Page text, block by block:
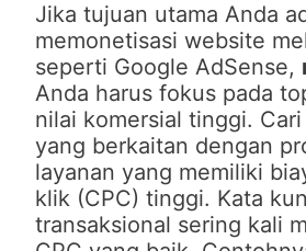
Jika tujuan utama Anda
memonetisasi website
seperti Google AdSense,
Anda harus fokus pada
nilai komersial tinggi.
yang berkaitan dengan
layanan yang memiliki
klik (CPC) tinggi. Kata
transaksional sering kali